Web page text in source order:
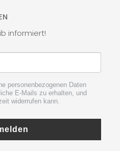
informiert!
personenbezogenen Daten
E-Mails zu erhalten, und
widerrufen kann.